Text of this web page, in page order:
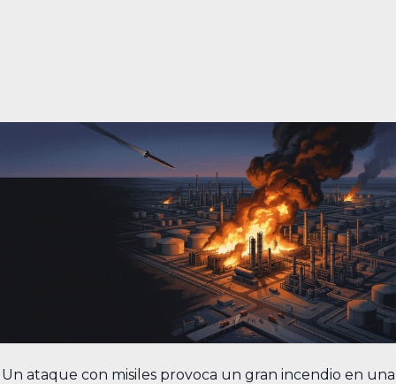
Un ataque con misiles provoca un gran incendio en una